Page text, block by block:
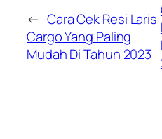
← Cara Cek Resi Laris
Cargo Yang Paling
Mudah Di Tahun 2023